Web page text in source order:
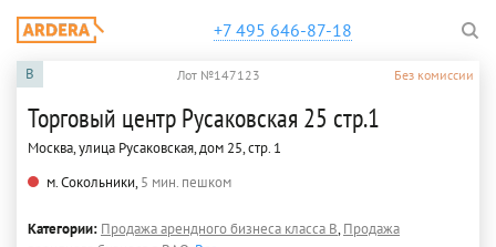
+7 495 646-87-18
B Лот №147123 Без комиссии
Торговый центр Русаковская 25 стр.1
Москва, улица Русаковская, дом 25, стр. 1
м. Сокольники,5 мин. пешком
Категории: Продажа арендного бизнеса класса B,Продажа